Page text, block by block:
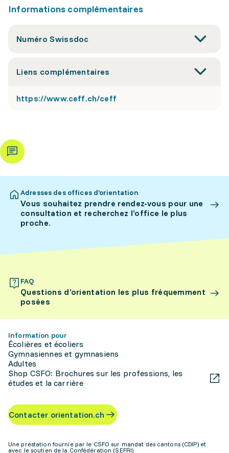
Informations complémentaires
Numéro Swissdoc
Liens complémentaires
https://www.ceff.ch/ceff
Adresses des offices d’orientation
Vous souhaitez prendre rendez-vous pour une
consultation et recherchez l’office le plus
proche.
FAQ
Questions d’orientation les plus fréquemment
posées
Information pour
Écolières et écoliers
Gymnasiennes et gymnasiens
Adultes
Shop CSFO: Brochures sur les professions, les
études et la carrière
Contacter orientation.ch
Une prestation fournie par le CSFO sur mandat des cantons (CDIP) et
avec le soutien de la Confédération (SEFRI)